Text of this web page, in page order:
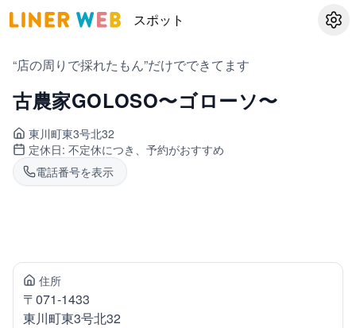
スポット 設定
“店の周りで採れたもん”だけでできてます
古農家GOLOSO〜ゴローソ〜
東川町東3号北32
定休日: 不定休につき、予約がおすすめ
電話番号を表示
住所
〒071-1433
東川町東3号北32